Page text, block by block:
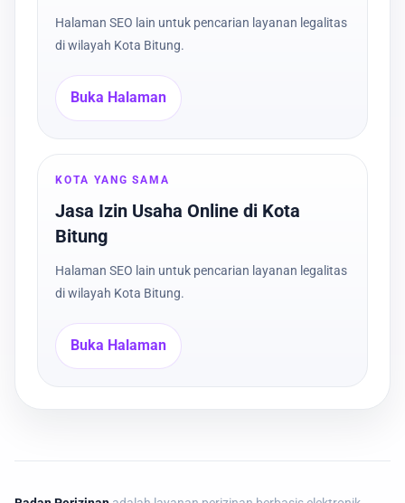
Halaman SEO lain untuk pencarian layanan legalitas
di wilayah Kota Bitung.
Buka Halaman
KOTA YANG SAMA
Jasa Izin Usaha Online di Kota
Bitung
Halaman SEO lain untuk pencarian layanan legalitas
di wilayah Kota Bitung.
Buka Halaman